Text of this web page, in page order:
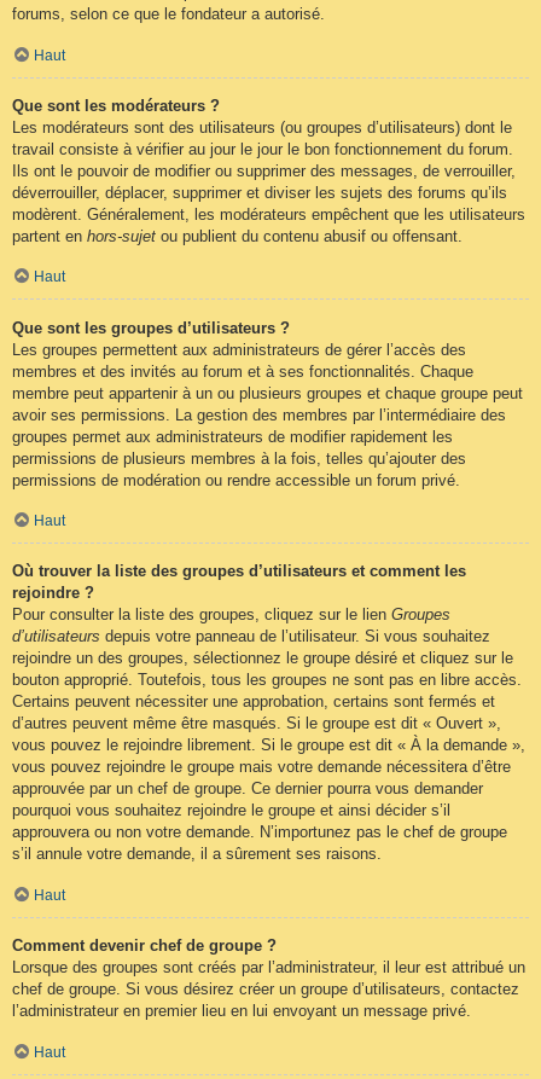
forums, selon ce que le fondateur a autorisé.
Haut
Que sont les modérateurs ?
Les modérateurs sont des utilisateurs (ou groupes d’utilisateurs) dont le
travail consiste à vérifier au jour le jour le bon fonctionnement du forum.
Ils ont le pouvoir de modifier ou supprimer des messages, de verrouiller,
déverrouiller, déplacer, supprimer et diviser les sujets des forums qu’ils
modèrent. Généralement, les modérateurs empêchent que les utilisateurs
partent en hors-sujet ou publient du contenu abusif ou offensant.
Haut
Que sont les groupes d’utilisateurs ?
Les groupes permettent aux administrateurs de gérer l’accès des
membres et des invités au forum et à ses fonctionnalités. Chaque
membre peut appartenir à un ou plusieurs groupes et chaque groupe peut
avoir ses permissions. La gestion des membres par l’intermédiaire des
groupes permet aux administrateurs de modifier rapidement les
permissions de plusieurs membres à la fois, telles qu’ajouter des
permissions de modération ou rendre accessible un forum privé.
Haut
Où trouver la liste des groupes d’utilisateurs et comment les
rejoindre ?
Pour consulter la liste des groupes, cliquez sur le lien Groupes
d’utilisateurs depuis votre panneau de l’utilisateur. Si vous souhaitez
rejoindre un des groupes, sélectionnez le groupe désiré et cliquez sur le
bouton approprié. Toutefois, tous les groupes ne sont pas en libre accès.
Certains peuvent nécessiter une approbation, certains sont fermés et
d’autres peuvent même être masqués. Si le groupe est dit « Ouvert »,
vous pouvez le rejoindre librement. Si le groupe est dit « À la demande »,
vous pouvez rejoindre le groupe mais votre demande nécessitera d’être
approuvée par un chef de groupe. Ce dernier pourra vous demander
pourquoi vous souhaitez rejoindre le groupe et ainsi décider s’il
approuvera ou non votre demande. N’importunez pas le chef de groupe
s’il annule votre demande, il a sûrement ses raisons.
Haut
Comment devenir chef de groupe ?
Lorsque des groupes sont créés par l’administrateur, il leur est attribué un
chef de groupe. Si vous désirez créer un groupe d’utilisateurs, contactez
l’administrateur en premier lieu en lui envoyant un message privé.
Haut